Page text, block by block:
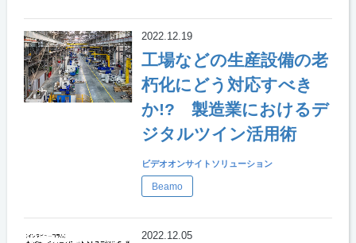
2022.12.19
工場などの生産設備の老
朽化にどう対応すべき
か!? 製造業におけるデ
ジタルツイン活用術
ビデオオンサイトソリューション
Beamo
2022.12.05